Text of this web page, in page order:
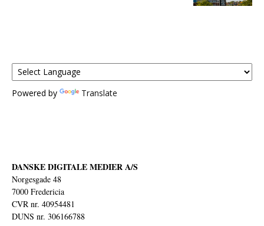
Powered by Translate
DANSKE DIGITALE MEDIER A/S
Norgesgade 48
7000 Fredericia
CVR nr. 40954481
DUNS nr. 306166788